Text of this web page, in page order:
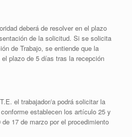
deberá de resolver en el plazo
de la solicitud. Si se solicita
de Trabajo, se entiende que la
plazo de 5 días tras la recepción
el trabajador/a podrá solicitar la
establecen los artículo 25 y
17 de marzo por el procedimiento